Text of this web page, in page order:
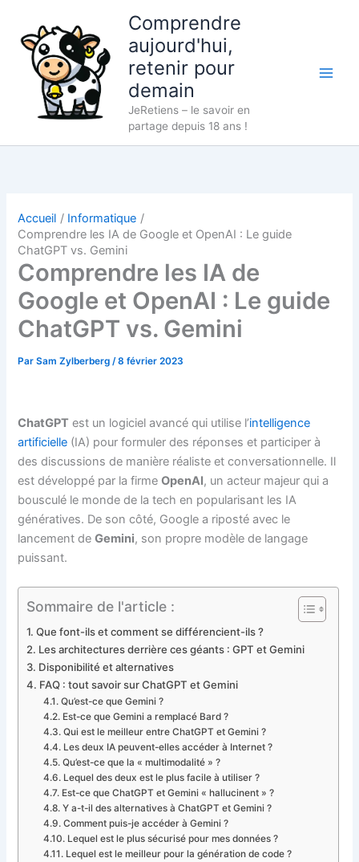
contenu
Comprendre
aujourd'hui,
retenir pour
demain
JeRetiens – le savoir en
partage depuis 18 ans !
Accueil
Informatique
Comprendre les IA de Google et OpenAI : Le guide
ChatGPT vs. Gemini
Comprendre les IA de
Google et OpenAI : Le guide
ChatGPT vs. Gemini
ParSam Zylberberg/8 février 2023
ChatGPT est un logiciel avancé qui utilise l’intelligence
artificielle (IA) pour formuler des réponses et participer à
des discussions de manière réaliste et conversationnelle. Il
est développé par la firmeOpenAI, un acteur majeur qui a
bousculé le monde de la tech en popularisant les IA
génératives. De son côté, Google a riposté avec le
lancement deGemini, son propre modèle de langage
puissant.
Sommaire de l'article :
Que font-ils et comment se différencient-ils ?
Les architectures derrière ces géants : GPT et Gemini
Disponibilité et alternatives
FAQ : tout savoir sur ChatGPT et Gemini
Qu’est-ce que Gemini ?
Est-ce que Gemini a remplacé Bard ?
Qui est le meilleur entre ChatGPT et Gemini ?
Les deux IA peuvent-elles accéder à Internet ?
Qu’est-ce que la « multimodalité » ?
Lequel des deux est le plus facile à utiliser ?
Est-ce que ChatGPT et Gemini « hallucinent » ?
Y a-t-il des alternatives à ChatGPT et Gemini ?
Comment puis-je accéder à Gemini ?
Lequel est le plus sécurisé pour mes données ?
Lequel est le meilleur pour la génération de code ?